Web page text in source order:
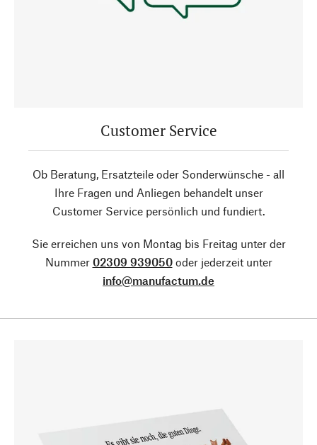
Customer Service
Ob Beratung, Ersatzteile oder Sonderwünsche - all
Ihre Fragen und Anliegen behandelt unser
Customer Service persönlich und fundiert.
Sie erreichen uns von Montag bis Freitag unter der
Nummer 02309 939050oder jederzeit unter
info@manufactum.de